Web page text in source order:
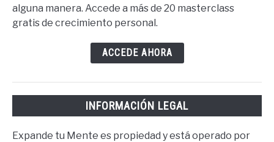
alguna manera. Accede a más de 20 masterclass
gratis de crecimiento personal.
ACCEDE AHORA
INFORMACIÓN LEGAL
Expande tu Mente es propiedad y está operado por